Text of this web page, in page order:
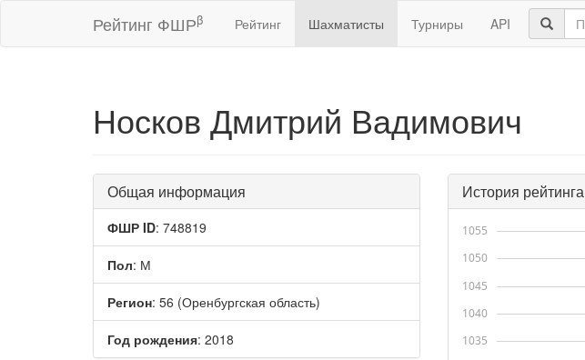
Рейтинг ФШРβ Рейтинг Шахматисты Турниры API
Носков Дмитрий Вадимович
Общая информация
ФШР ID: 748819
Пол: М
Регион: 56 (Оренбургская область)
Год рождения: 2018
История рейтинга
1035
1040
1045
1050
1055